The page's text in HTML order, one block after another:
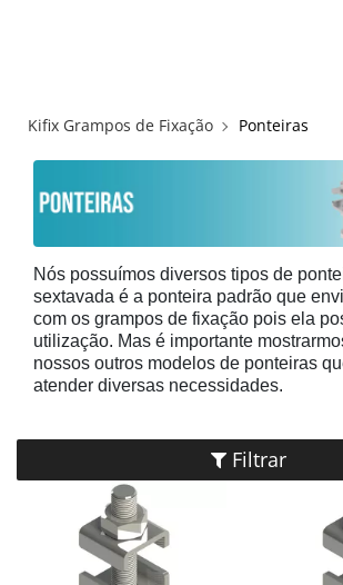
GRAMPOS C E SARGENTOS
GRAMPOS COMPRESSORES
GRAMPOS DE FIXAÇÃO DUPLA
GRAMPOS HORIZONTAIS
GRAMPOS SARGENTOS
GRAMPOS TENSORES
Kifix Grampos de Fixação Ponteiras
Nós possuímos diversos tipos de
sextavada é a ponteira padrão que
com os grampos de fixação pois ela
utilização. Mas é importante
nossos outros modelos de ponteiras
atender diversas necessidades.
Filtrar